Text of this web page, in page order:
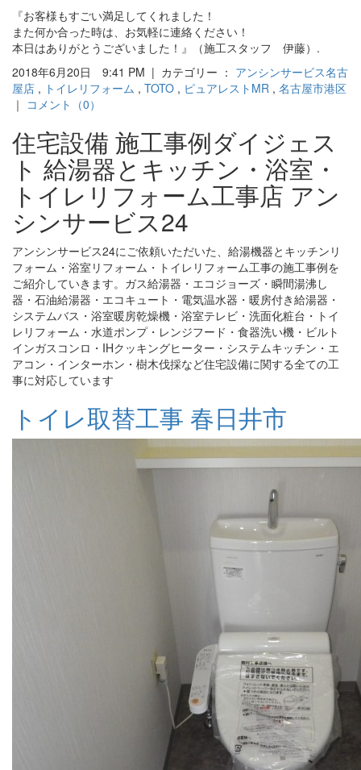
『お客様もすごい満足してくれました！
また何か合った時は、お気軽に連絡ください！
本日はありがとうございました！』（施工スタッフ 伊藤）.
2018年6月20日 9:41 PM | カテゴリー ： アンシンサービス名古
屋店 , トイレリフォーム , TOTO , ピュアレストMR , 名古屋市港区
｜ コメント（0）
住宅設備 施工事例ダイジェス
ト 給湯器とキッチン・浴室・
トイレリフォーム工事店 アン
シンサービス24
アンシンサービス24にご依頼いただいた、給湯機器とキッチンリ
フォーム・浴室リフォーム・トイレリフォーム工事の施工事例を
ご紹介していきます。ガス給湯器・エコジョーズ・瞬間湯沸し
器・石油給湯器・エコキュート・電気温水器・暖房付き給湯器・
システムバス・浴室暖房乾燥機・浴室テレビ・洗面化粧台・トイ
レリフォーム・水道ポンプ・レンジフード・食器洗い機・ビルト
インガスコンロ・IHクッキングヒーター・システムキッチン・エ
アコン・インターホン・樹木伐採など住宅設備に関する全ての工
事に対応しています
トイレ取替工事 春日井市